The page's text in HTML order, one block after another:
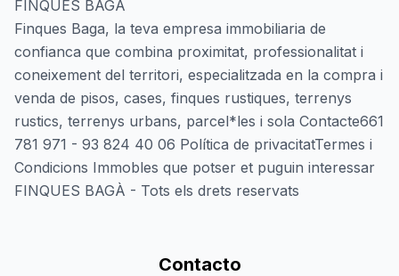
FINQUES BAGÀ
Finques Baga, la teva empresa immobiliaria de
confianca que combina proximitat, professionalitat i
coneixement del territori, especialitzada en la compra i
venda de pisos, cases, finques rustiques, terrenys
rustics, terrenys urbans, parcel*les i sola Contacte661
781 971 - 93 824 40 06 Política de privacitatTermes i
Condicions Immobles que potser et puguin interessar
FINQUES BAGÀ - Tots els drets reservats
Contacto